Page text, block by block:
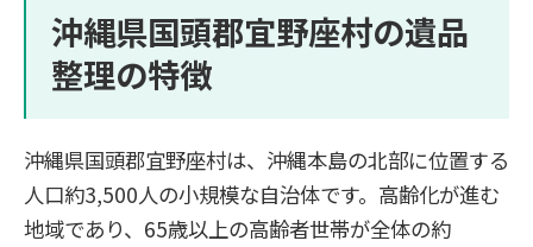
沖縄県国頭郡宜野座村の遺品
整理の特徴
沖縄県国頭郡宜野座村は、沖縄本島の北部に位置する
人口約3,500人の小規模な自治体です。高齢化が進む
地域であり、65歳以上の高齢者世帯が全体の約